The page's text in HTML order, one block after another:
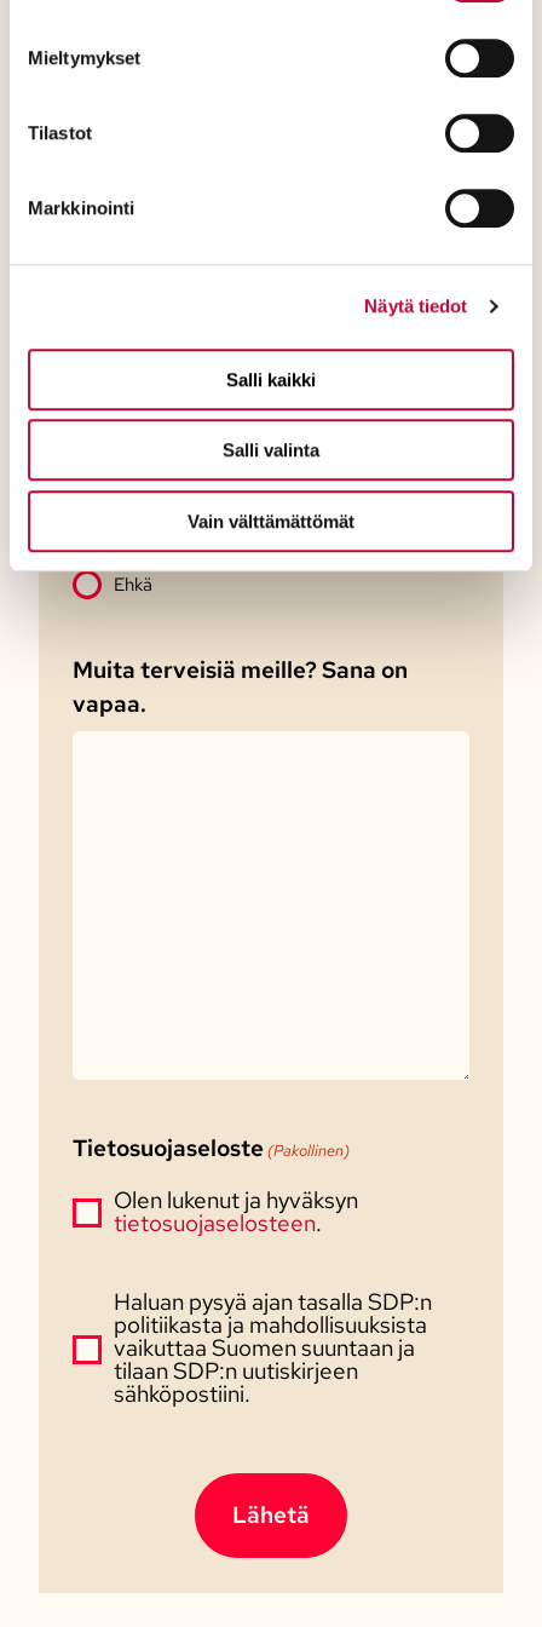
Mieltymykset
Tilastot
Markkinointi
Näytä tiedot
Salli kaikki
Salli valinta
Vain välttämättömät
Kyllä
En
Voisitko harkita auttavasi
muuttamaan Suomen suuntaa
tekemällä lahjoituksen SDP:lle?
Kyllä
Ehkä
Muita terveisiä meille? Sana on
vapaa.
Tietosuojaseloste (Pakollinen)
Olen lukenut ja hyväksyn
tietosuojaselosteen.
Haluan pysyä ajan tasalla SDP:n
politiikasta ja mahdollisuuksista
vaikuttaa Suomen suuntaan ja
tilaan SDP:n uutiskirjeen
sähköpostiini.